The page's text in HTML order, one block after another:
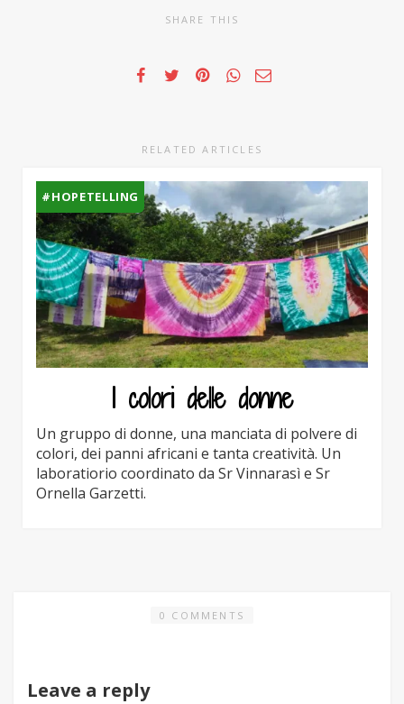
SHARE THIS
RELATED ARTICLES
#HOPETELLING
I colori delle donne
Un gruppo di donne, una manciata di polvere di
colori, dei panni africani e tanta creatività. Un
laboratiorio coordinato da Sr Vinnarasì e Sr
Ornella Garzetti.
0 COMMENTS
Leave a reply